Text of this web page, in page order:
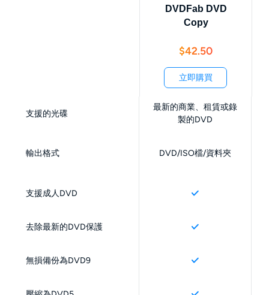
DVDFab DVD
Copy
$42.50
立即購買
支援的光碟
最新的商業、租賃或錄
製的DVD
輸出格式 DVD/ISO檔/資料夾
支援成人DVD
去除最新的DVD保護
無損備份為DVD9